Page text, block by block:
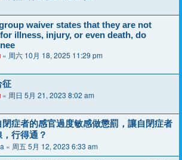
waiver states that they are not
illness, injury, or even death, do
« 周六 10月 18, 2025 11:29 pm
征
« 周日 5月 21, 2023 8:02 am
症者的感官過度敏感做懲罰，讓自閉症者
行得通？
« 周五 5月 12, 2023 6:33 am